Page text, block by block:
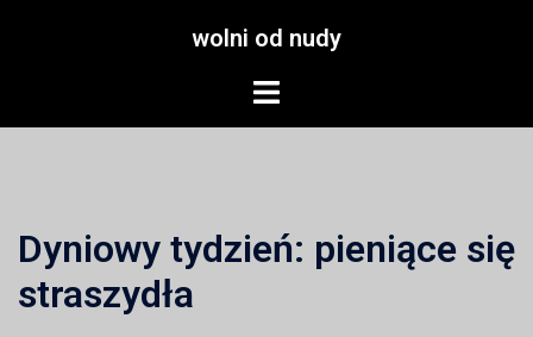
wolni od nudy
Menu
Dyniowy tydzień: pieniące się
straszydła